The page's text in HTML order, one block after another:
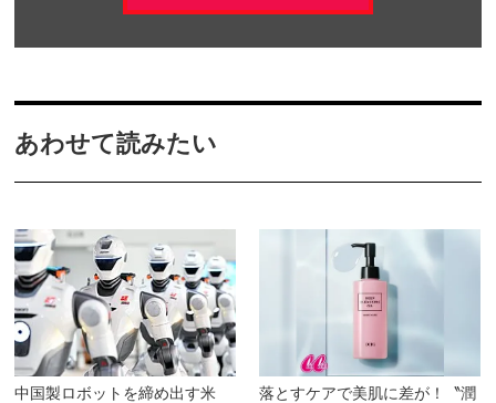
あわせて読みたい
中国製ロボットを締め出す米
落とすケアで美肌に差が！〝潤